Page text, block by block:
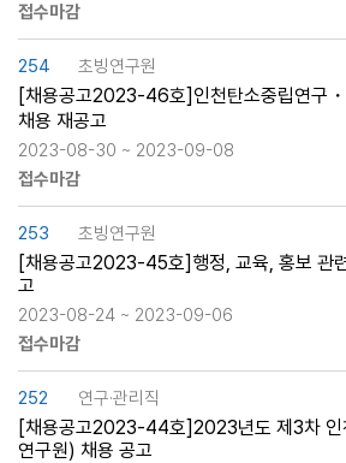
접수마감
254 초빙연구원
[채용공고2023-46호]인천탄소중립연구
채용 재공고
2023-08-30 ~ 2023-09-08
접수마감
253 초빙연구원
[채용공고2023-45호]행정, 교육, 홍보 관
고
2023-08-24 ~ 2023-09-06
접수마감
252 연구·관리직
[채용공고2023-44호]2023년도 제3차 인
연구원) 채용 공고